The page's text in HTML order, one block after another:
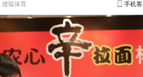
搜狐体育 手机